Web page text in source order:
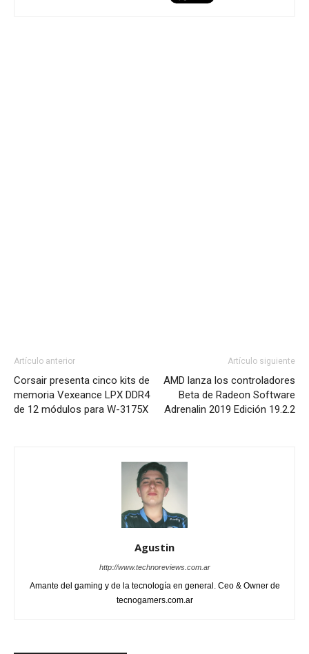
Artículo anterior
Corsair presenta cinco kits de
memoria Vexeance LPX DDR4
de 12 módulos para W-3175X
Artículo siguiente
AMD lanza los controladores
Beta de Radeon Software
Adrenalin 2019 Edición 19.2.2
Agustin
http://www.technoreviews.com.ar
Amante del gaming y de la tecnología en general. Ceo & Owner de
tecnogamers.com.ar